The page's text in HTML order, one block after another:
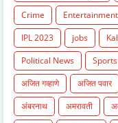
Crime
Entertainment
IPL 2023
jobs
Political News
Sports
अजित गव्हाणे
अजित पवार
अंबरनाथ
अमरावती